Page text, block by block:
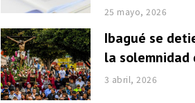
25 mayo, 2026
Ibagué se
la solemnidad
3 abril, 2026